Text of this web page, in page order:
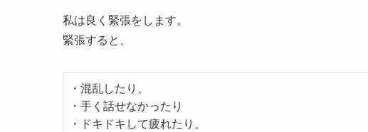
私は良く緊張をします。
緊張すると、
・混乱したり、
・手く話せなかったり
・ドキドキして疲れたり、